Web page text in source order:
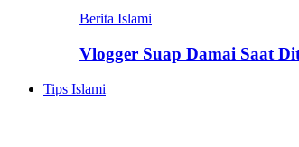
Berita Islami
Vlogger Suap Damai Saat
Tips Islami